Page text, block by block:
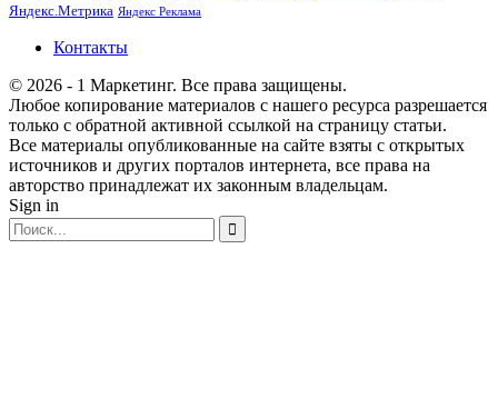
Яндекс.Метрика Яндекс Реклама
Контакты
© 2026 - 1 Маркетинг. Все права защищены.
Любое копирование материалов с нашего ресурса разрешается
только с обратной активной ссылкой на страницу статьи.
Все материалы опубликованные на сайте взяты с открытых
источников и других порталов интернета, все права на
авторство принадлежат их законным владельцам.
Sign in